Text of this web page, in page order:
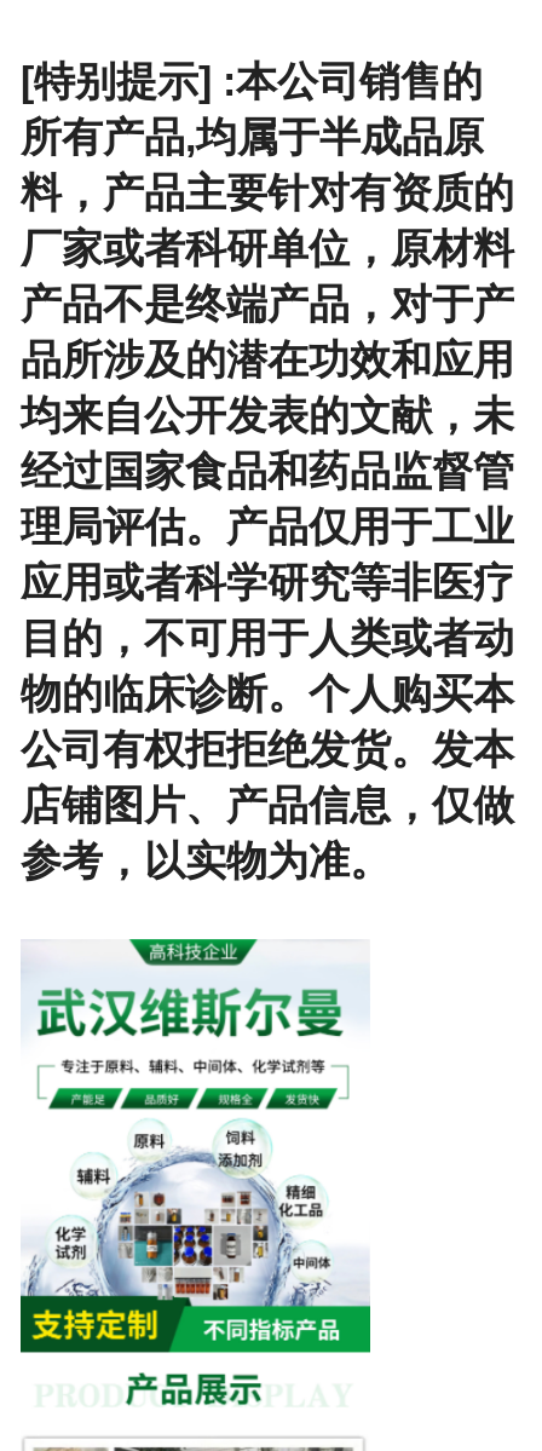
[特别提示] :本公司销售的
所有产品,均属于半成品原
料，产品主要针对有资质的
厂家或者科研单位，原材料
产品不是终端产品，对于产
品所涉及的潜在功效和应用
均来自公开发表的文献，未
经过国家食品和药品监督管
理局评估。产品仅用于工业
应用或者科学研究等非医疗
目的，不可用于人类或者动
物的临床诊断。个人购买本
公司有权拒拒绝发货。发本
店铺图片、产品信息，仅做
参考，以实物为准。